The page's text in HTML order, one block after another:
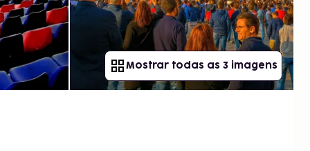
Mostrar todas as 3 imagens